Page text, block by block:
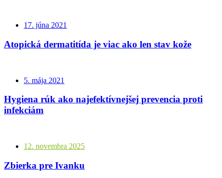
17. júna 2021
Atopická dermatitída je viac ako len stav kože
5. mája 2021
Hygiena rúk ako najefektívnejšej prevencia proti
infekciám
12. novembra 2025
Zbierka pre Ivanku